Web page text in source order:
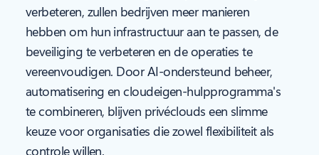
verbeteren, zullen bedrijven meer manieren
hebben om hun infrastructuur aan te passen, de
beveiliging te verbeteren en de operaties te
vereenvoudigen. Door AI-ondersteund beheer,
automatisering en cloudeigen-hulpprogramma's
te combineren, blijven privéclouds een slimme
keuze voor organisaties die zowel flexibiliteit als
controle willen.